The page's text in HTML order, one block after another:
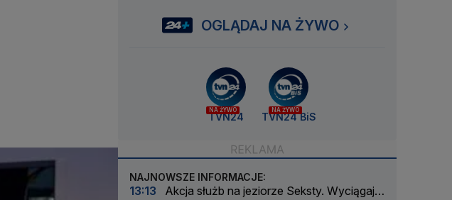
OGLĄDAJ NA ŻYWO
NA ŻYWO
TVN24
NA ŻYWO
TVN24 BiS
NAJNOWSZE INFORMACJE:
13:13
Akcja służb na jeziorze Seksty. Wyciągają